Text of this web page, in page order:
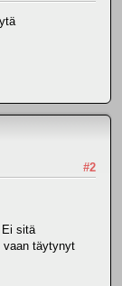
#2
Ei sitä
vaan täytynyt